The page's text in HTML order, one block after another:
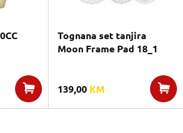
Tognana set tanjira
Moon Frame Pad 18_1
139,00 KM